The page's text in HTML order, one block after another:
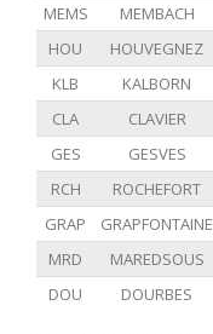
MEMS
MEMBACH
HOU
HOUVEGNEZ
KLB
KALBORN
CLA
CLAVIER
GES
GESVES
RCH
ROCHEFORT
GRAP
GRAPFONTAINE
MRD
MAREDSOUS
DOU
DOURBES